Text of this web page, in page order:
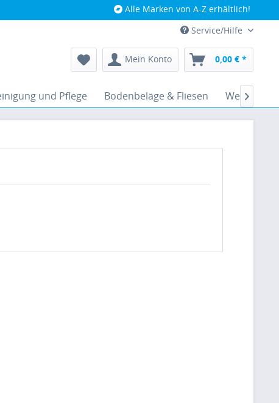
Alle Marken von A-Z erhältlich!
Service/Hilfe
Mein Konto 0,00 € *
und Pflege Bodenbeläge & Fliesen 